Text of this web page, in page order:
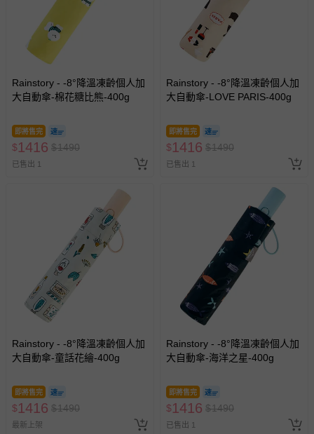
Rainstory - -8°降溫凍齡個人加
大自動傘-棉花糖比熊-400g
即將售完
$1416 $1490
已售出 1
Rainstory - -8°降溫凍齡個人加
大自動傘-LOVE PARIS-400g
即將售完
$1416 $1490
已售出 1
Rainstory - -8°降溫凍齡個人加
大自動傘-童話花繪-400g
即將售完
$1416 $1490
最新上架
Rainstory - -8°降溫凍齡個人加
大自動傘-海洋之星-400g
即將售完
$1416 $1490
已售出 1